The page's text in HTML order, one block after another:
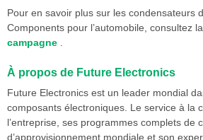
Pour en savoir plus sur les condensateurs
Components pour l’automobile, consultez la
campagne
À propos de Future Electronics
Future Electronics est un leader mondial
composants électroniques. Le service à la
l’entreprise, ses programmes complets de
d’approvisionnement mondiale et son